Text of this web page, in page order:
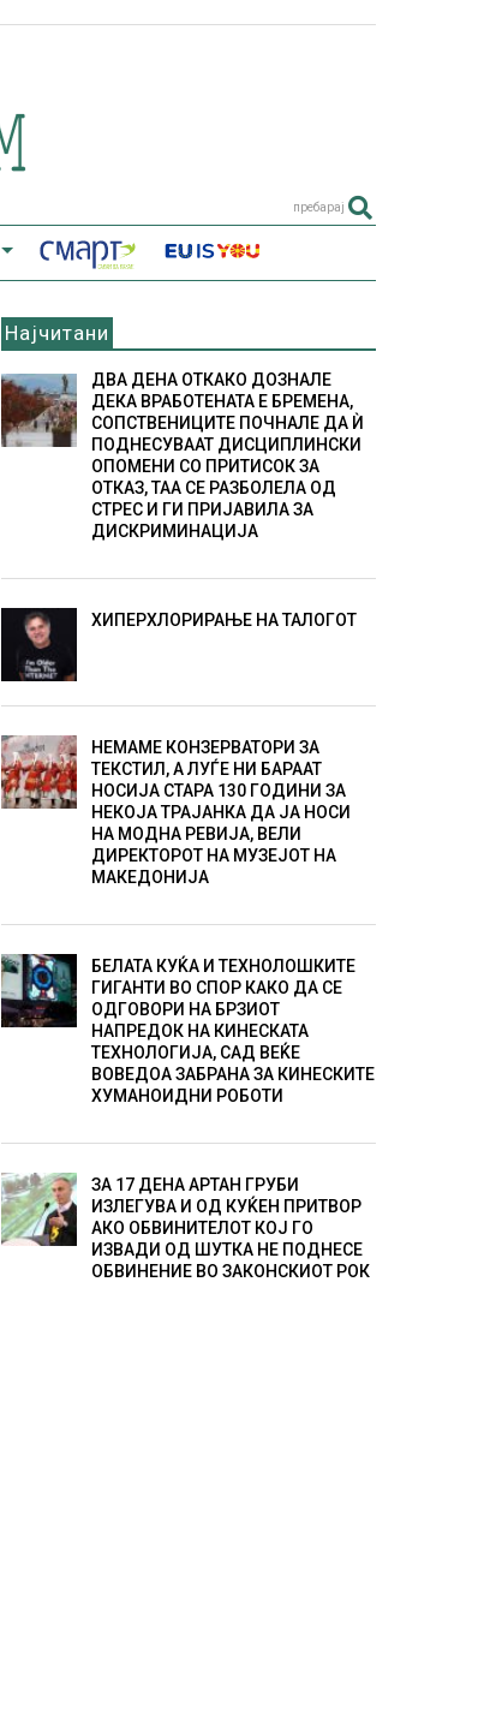
пребарај
Најчитани
ДВА ДЕНА ОТКАКО ДОЗНАЛЕ
ДЕКА ВРАБОТЕНАТА Е БРЕМЕНА,
СОПСТВЕНИЦИТЕ ПОЧНАЛЕ ДА Ѝ
ПОДНЕСУВААТ ДИСЦИПЛИНСКИ
ОПОМЕНИ СО ПРИТИСОК ЗА
ОТКАЗ, ТАА СЕ РАЗБОЛЕЛА ОД
СТРЕС И ГИ ПРИЈАВИЛА ЗА
ДИСКРИМИНАЦИЈА
ХИПЕРХЛОРИРАЊЕ НА ТАЛОГОТ
НЕМАМЕ КОНЗЕРВАТОРИ ЗА
ТЕКСТИЛ, А ЛУЃЕ НИ БАРААТ
НОСИЈА СТАРА 130 ГОДИНИ ЗА
НЕКОЈА ТРАЈАНКА ДА ЈА НОСИ
НА МОДНА РЕВИЈА, ВЕЛИ
ДИРЕКТОРОТ НА МУЗЕЈОТ НА
МАКЕДОНИЈА
БЕЛАТА КУЌА И ТЕХНОЛОШКИТЕ
ГИГАНТИ ВО СПОР КАКО ДА СЕ
ОДГОВОРИ НА БРЗИОТ
НАПРЕДОК НА КИНЕСКАТА
ТЕХНОЛОГИЈА, САД ВЕЌЕ
ВОВЕДОА ЗАБРАНА ЗА КИНЕСКИТЕ
ХУМАНОИДНИ РОБОТИ
ЗА 17 ДЕНА АРТАН ГРУБИ
ИЗЛЕГУВА И ОД КУЌЕН ПРИТВОР
АКО ОБВИНИТЕЛОТ КОЈ ГО
ИЗВАДИ ОД ШУТКА НЕ ПОДНЕСЕ
ОБВИНЕНИЕ ВО ЗАКОНСКИОТ РОК